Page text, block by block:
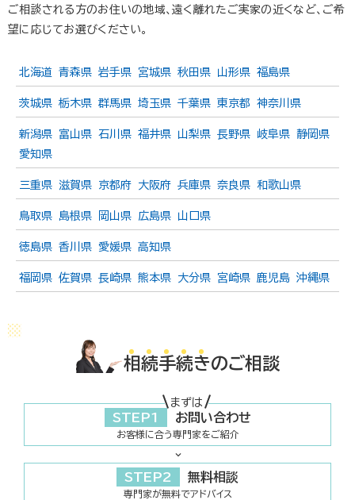
ご相談される方のお住いの地域、遠く離れたご実家の近くなど、ご希
望に応じてお選びください。
北海道 青森県 岩手県 宮城県 秋田県 山形県 福島県
茨城県 栃木県 群馬県 埼玉県 千葉県 東京都 神奈川県
新潟県 富山県 石川県 福井県 山梨県 長野県 岐阜県 静岡県
愛知県
三重県 滋賀県 京都府 大阪府 兵庫県 奈良県 和歌山県
鳥取県 島根県 岡山県 広島県 山口県
徳島県 香川県 愛媛県 高知県
福岡県 佐賀県 長崎県 熊本県 大分県 宮崎県 鹿児島 沖縄県
相続手続きのご相談
まずは
STEP1 お問い合わせ
お客様に合う専門家をご紹介
STEP2 無料相談
専門家が無料でアドバイス